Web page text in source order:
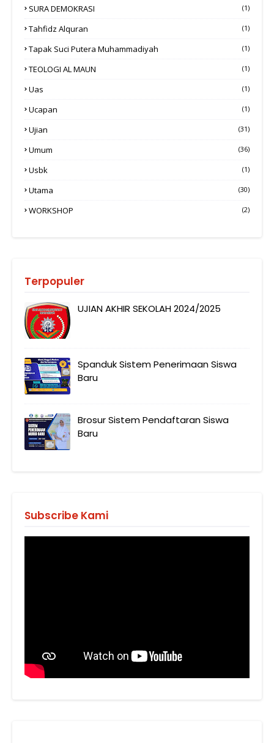
SURA DEMOKRASI (1)
Tahfidz Alquran (1)
Tapak Suci Putera Muhammadiyah (1)
TEOLOGI AL MAUN (1)
Uas (1)
Ucapan (1)
Ujian (31)
Umum (36)
Usbk (1)
Utama (30)
WORKSHOP (2)
Terpopuler
UJIAN AKHIR SEKOLAH 2024/2025
Spanduk Sistem Penerimaan Siswa
Baru
Brosur Sistem Pendaftaran Siswa
Baru
Subscribe Kami